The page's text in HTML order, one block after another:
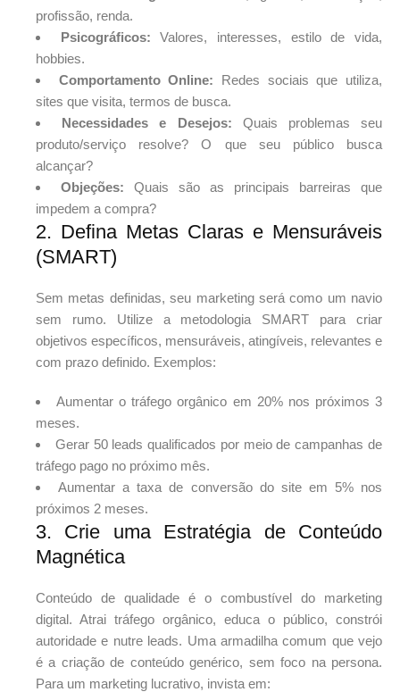
profissão, renda.
Psicográficos: Valores, interesses, estilo de vida,
hobbies.
Comportamento Online: Redes sociais que utiliza,
sites que visita, termos de busca.
Necessidades e Desejos: Quais problemas seu
produto/serviço resolve? O que seu público busca
alcançar?
Objeções: Quais são as principais barreiras que
impedem a compra?
2. Defina Metas Claras e Mensuráveis
(SMART)
Sem metas definidas, seu marketing será como um navio
sem rumo. Utilize a metodologia SMART para criar
objetivos específicos, mensuráveis, atingíveis, relevantes e
com prazo definido. Exemplos:
Aumentar o tráfego orgânico em 20% nos próximos 3
meses.
Gerar 50 leads qualificados por meio de campanhas de
tráfego pago no próximo mês.
Aumentar a taxa de conversão do site em 5% nos
próximos 2 meses.
3. Crie uma Estratégia de Conteúdo
Magnética
Conteúdo de qualidade é o combustível do marketing
digital. Atrai tráfego orgânico, educa o público, constrói
autoridade e nutre leads. Uma armadilha comum que vejo
é a criação de conteúdo genérico, sem foco na persona.
Para um marketing lucrativo, invista em: